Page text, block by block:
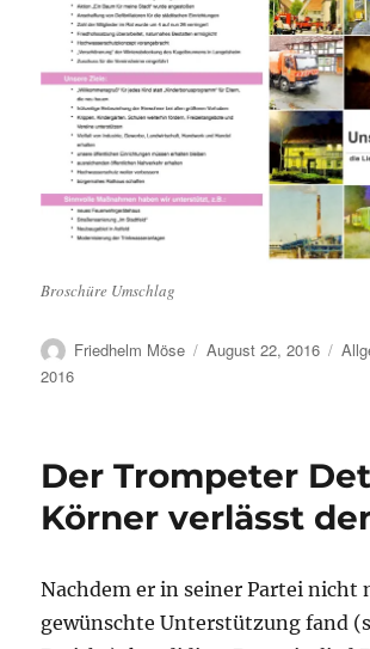
Broschüre Umschlag
Autor
Friedhelm Möse
Veröffentlicht
August 22, 2016
2016
Der Trompeter
Körner verlässt
Nachdem er in seiner Partei nicht
gewünschte Unterstützung fand